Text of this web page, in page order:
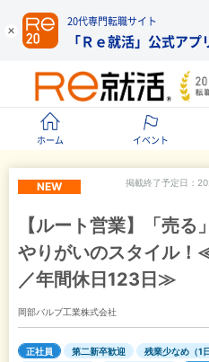
20代専門転職サイト
「Ｒｅ就活」公式アプ
ホーム イベント
NEW 掲載終了予定日
【ルート営業】「売
やりがいのスタイル
／年間休日123日≫
岡部バルブ工業株式会社
正社員 第二新卒歓迎 残業少なめ（1